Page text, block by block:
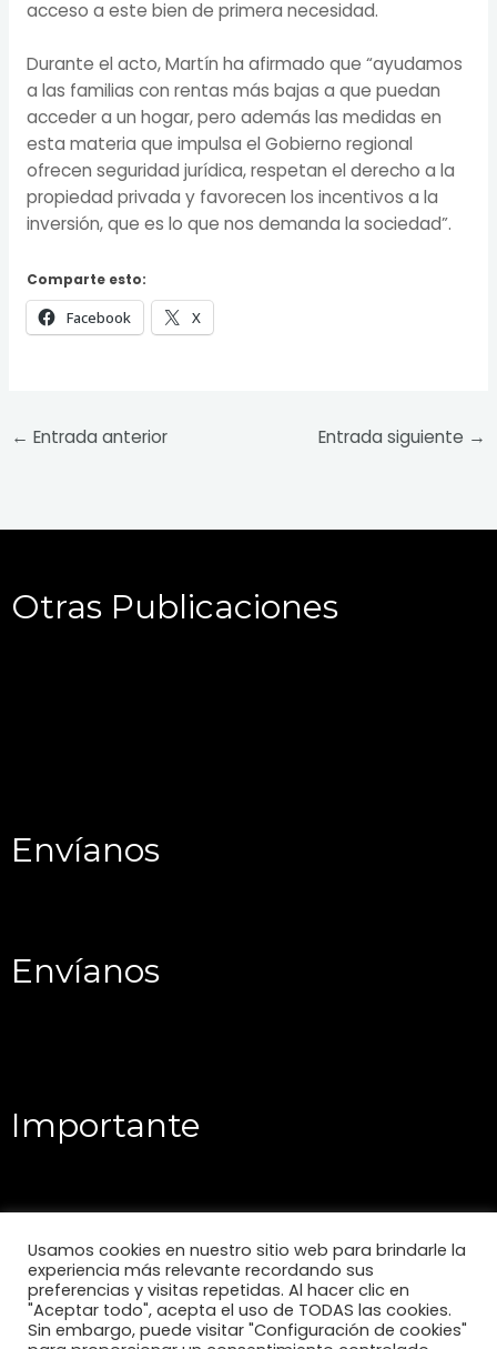
acceso a este bien de primera necesidad.
Durante el acto, Martín ha afirmado que “ayudamos
a las familias con rentas más bajas a que puedan
acceder a un hogar, pero además las medidas en
esta materia que impulsa el Gobierno regional
ofrecen seguridad jurídica, respetan el derecho a la
propiedad privada y favorecen los incentivos a la
inversión, que es lo que nos demanda la sociedad”.
Comparte esto:
Facebook X
← Entrada anterior Entrada siguiente →
Otras Publicaciones
Envíanos
Envíanos
Importante
Usamos cookies en nuestro sitio web para brindarle la
experiencia más relevante recordando sus
preferencias y visitas repetidas. Al hacer clic en
"Aceptar todo", acepta el uso de TODAS las cookies.
Sin embargo, puede visitar "Configuración de cookies"